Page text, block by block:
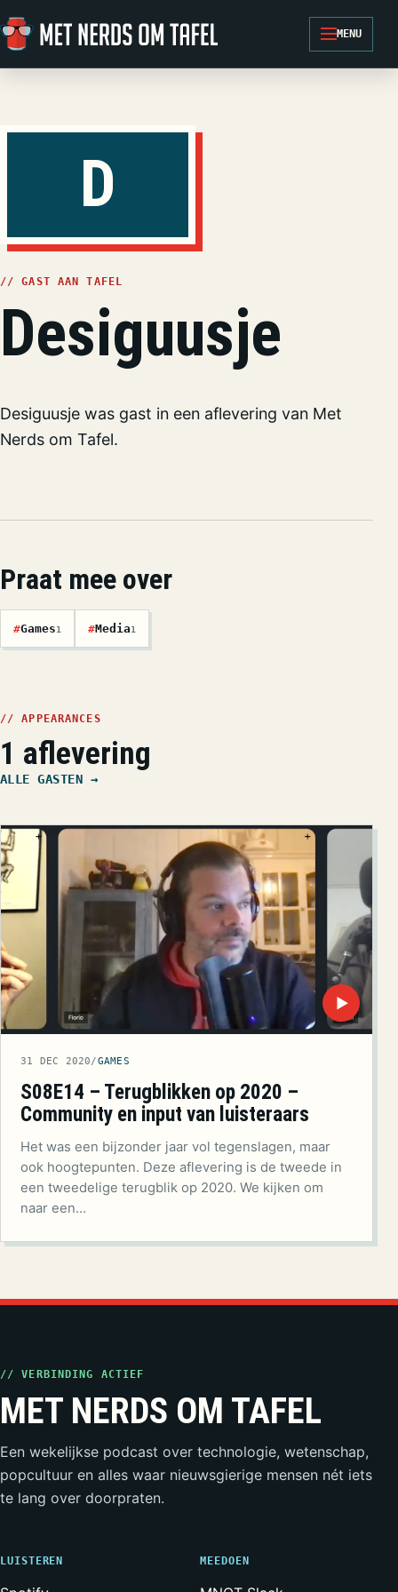
Ga naar de inhoud
MENU
D
// GAST AAN TAFEL
Desiguusje
Desiguusje was gast in een aflevering van Met
Nerds om Tafel.
Praat mee over
#Games1 #Media1
// APPEARANCES
1 aflevering
ALLE GASTEN →
▶
31 DEC 2020/GAMES
S08E14 – Terugblikken op 2020 –
Community en input van luisteraars
Het was een bijzonder jaar vol tegenslagen, maar
ook hoogtepunten. Deze aflevering is de tweede in
een tweedelige terugblik op 2020. We kijken om
naar een…
// VERBINDING ACTIEF
MET NERDS OM TAFEL
Een wekelijkse podcast over technologie, wetenschap,
popcultuur en alles waar nieuwsgierige mensen nét iets
te lang over doorpraten.
LUISTEREN MEEDOEN